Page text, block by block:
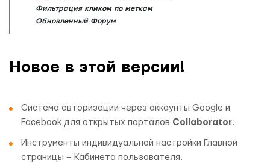
Фильтрация кликом по меткам
Обновленный Форум
Новое в этой версии!
Система авторизации через аккаунты Google и
Facebook для открытых порталов Collaborator.
Инструменты индивидуальной настройки Главной
страницы – Кабинета пользователя.